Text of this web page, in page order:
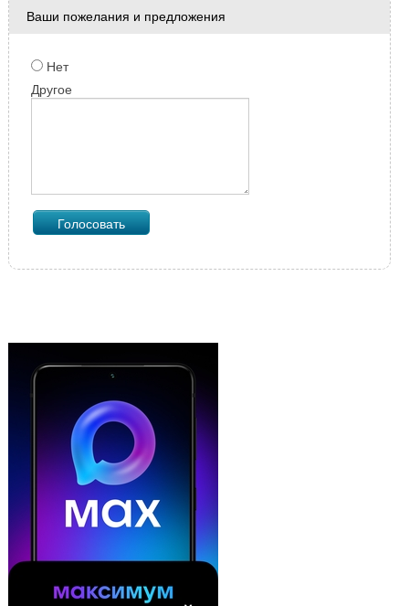
Ваши пожелания и предложения
Нет
Другое